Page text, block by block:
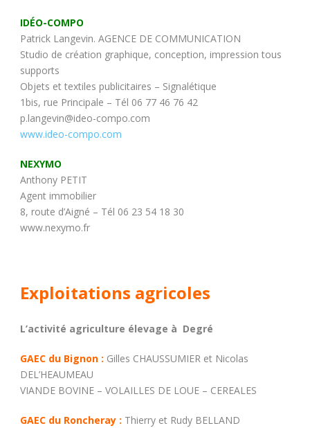
IDÉO-COMPO
Patrick Langevin. AGENCE DE COMMUNICATION
Studio de création graphique, conception, impression tous
supports
Objets et textiles publicitaires – Signalétique
1bis, rue Principale – Tél 06 77 46 76 42
p.langevin@ideo-compo.com
www.ideo-compo.com
NEXYMO
Anthony PETIT
Agent immobilier
8, route d’Aigné – Tél 06 23 54 18 30
www.nexymo.fr
Exploitations agricoles
L’activité agriculture élevage à Degré
GAEC du Bignon : Gilles CHAUSSUMIER et Nicolas
DEL’HEAUMEAU
VIANDE BOVINE – VOLAILLES DE LOUE – CEREALES
GAEC du Roncheray : Thierry et Rudy BELLAND